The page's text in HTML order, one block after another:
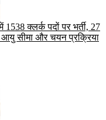
क्लर्क पदों पर भर्ती, 27
सीमा और चयन प्रक्रिया